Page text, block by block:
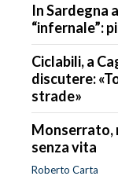
In Sardegna
“infernale”:
Ciclabili, a
discutere:
strade»
Monserrato,
senza vita
Roberto Carta